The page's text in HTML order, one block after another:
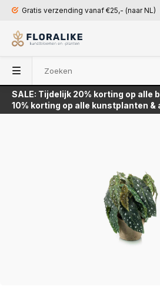
Gratis verzending vanaf €25,- (naar NL)
SALE: Tijdelijk 20% korting op alle
10% korting op alle kunstplanten
Terug